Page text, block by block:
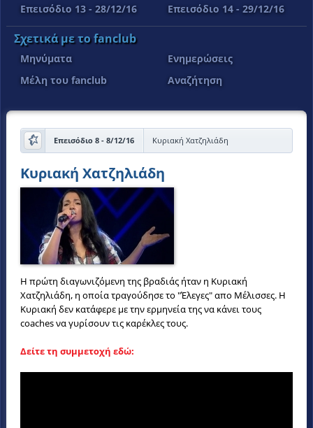
Επεισόδιο 13 - 28/12/16
Επεισόδιο 14 - 29/12/16
Σχετικά με το fanclub
Μηνύματα
Ενημερώσεις
Μέλη του fanclub
Αναζήτηση
Επεισόδιο 8 - 8/12/16 Κυριακή Χατζηλιάδη
Κυριακή Χατζηλιάδη
Η πρώτη διαγωνιζόμενη της βραδιάς ήταν η Κυριακή
Χατζηλιάδη, η οποία τραγούδησε το "Έλεγες" απο Μέλισσες. Η
Κυριακή δεν κατάφερε με την ερμηνεία της να κάνει τους
coaches να γυρίσουν τις καρέκλες τους.
Δείτε τη συμμετοχή εδώ: